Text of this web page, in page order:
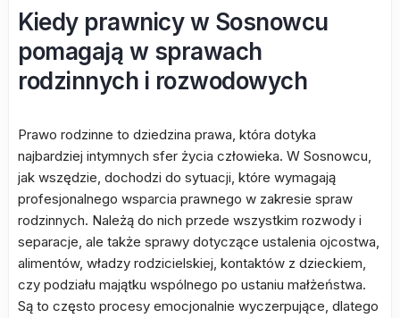
Kiedy prawnicy w Sosnowcu
pomagają w sprawach
rodzinnych i rozwodowych
Prawo rodzinne to dziedzina prawa, która dotyka
najbardziej intymnych sfer życia człowieka. W Sosnowcu,
jak wszędzie, dochodzi do sytuacji, które wymagają
profesjonalnego wsparcia prawnego w zakresie spraw
rodzinnych. Należą do nich przede wszystkim rozwody i
separacje, ale także sprawy dotyczące ustalenia ojcostwa,
alimentów, władzy rodzicielskiej, kontaktów z dzieckiem,
czy podziału majątku wspólnego po ustaniu małżeństwa.
Są to często procesy emocjonalnie wyczerpujące, dlatego